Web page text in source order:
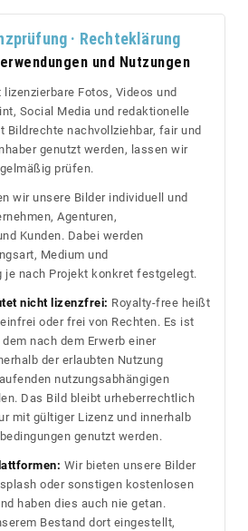
· Rechteklärung
und Nutzungen
Fotos, Videos und
Social Media und redaktionelle
Bildrechte nachvollziehbar, fair und
genutzt werden, lassen wir
prüfen.
wir unsere Bilder individuell und
Agenturen,
Kunden. Dabei werden
Medium und
je nach Projekt konkret festgelegt.
nicht lizenzfrei: Royalty-free heißt
oder frei von Rechten. Es ist
nach dem Erwerb einer
der erlaubten Nutzung
nutzungsabhängigen
Das Bild bleibt urheberrechtlich
mit gültiger Lizenz und innerhalb
genutzt werden.
Wir bieten unsere Bilder
oder sonstigen kostenlosen
haben dies auch nie getan.
Bestand dort eingestellt,